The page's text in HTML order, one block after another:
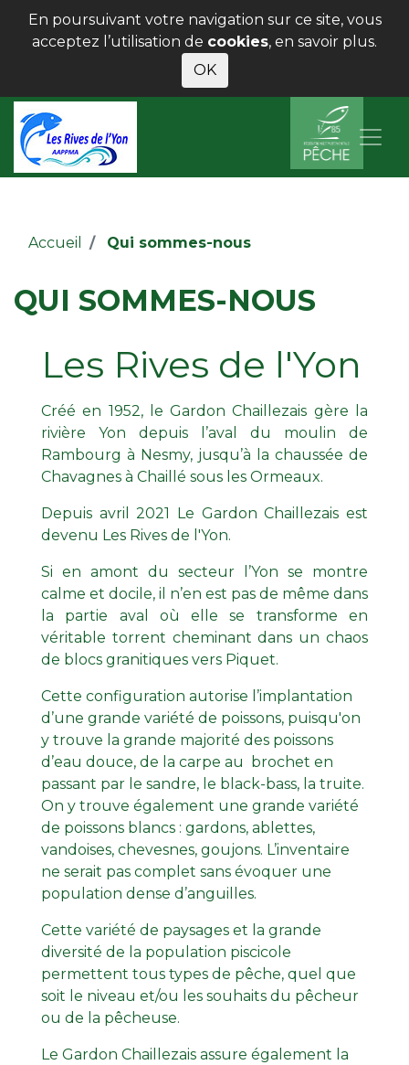
En poursuivant votre navigation sur ce site, vous
acceptez l’utilisation de cookies, en savoir plus.
OK
Accueil Qui sommes-nous
QUI SOMMES-NOUS
Les Rives de l'Yon
Créé en 1952, le Gardon Chaillezais gère la
rivière Yon depuis l’aval du moulin de
Rambourg à Nesmy, jusqu’à la chaussée de
Chavagnes à Chaillé sous les Ormeaux.
Depuis avril 2021 Le Gardon Chaillezais est
devenu Les Rives de l'Yon.
Si en amont du secteur l’Yon se montre
calme et docile, il n’en est pas de même dans
la partie aval où elle se transforme en
véritable torrent cheminant dans un chaos
de blocs granitiques vers Piquet.
Cette configuration autorise l’implantation
d’une grande variété de poissons, puisqu'on
y trouve la grande majorité des poissons
d’eau douce, de la carpe au brochet en
passant par le sandre, le black-bass, la truite.
On y trouve également une grande variété
de poissons blancs : gardons, ablettes,
vandoises, chevesnes, goujons. L’inventaire
ne serait pas complet sans évoquer une
population dense d’anguilles.
Cette variété de paysages et la grande
diversité de la population piscicole
permettent tous types de pêche, quel que
soit le niveau et/ou les souhaits du pêcheur
ou de la pêcheuse.
Le Gardon Chaillezais assure également la